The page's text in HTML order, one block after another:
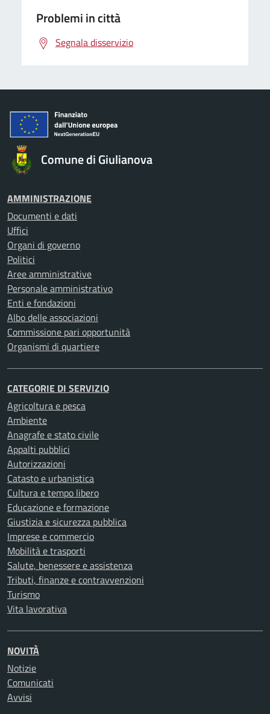
Problemi in città
Segnala disservizio
Comune di Giulianova
AMMINISTRAZIONE
Documenti e dati
Uffici
Organi di governo
Politici
Aree amministrative
Personale amministrativo
Enti e fondazioni
Albo delle associazioni
Commissione pari opportunità
Organismi di quartiere
CATEGORIE DI SERVIZIO
Agricoltura e pesca
Ambiente
Anagrafe e stato civile
Appalti pubblici
Autorizzazioni
Catasto e urbanistica
Cultura e tempo libero
Educazione e formazione
Giustizia e sicurezza pubblica
Imprese e commercio
Mobilità e trasporti
Salute, benessere e assistenza
Tributi, finanze e contravvenzioni
Turismo
Vita lavorativa
NOVITÀ
Notizie
Comunicati
Avvisi